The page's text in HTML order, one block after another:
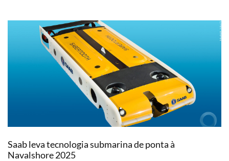
Saab leva tecnologia submarina de ponta à
Navalshore 2025